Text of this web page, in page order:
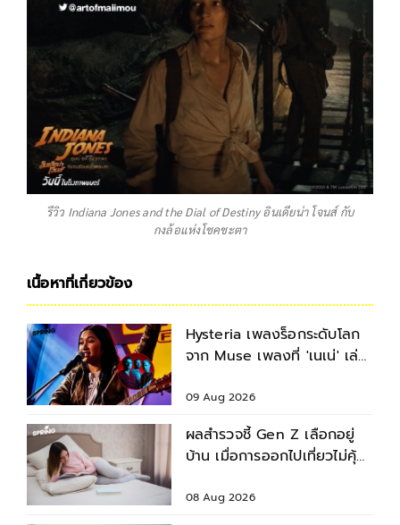
รีวิว Indiana Jones and the Dial of Destiny อินเดียน่า โจนส์ กับ
กงล้อแห่งโชคชะตา
เนื้อหาที่เกี่ยวข้อง
Hysteria เพลงร็อกระดับโลก
จาก Muse เพลงที่ 'เนเน่' เล่น
ยากแค่ไหน ?
09 Aug 2026
ผลสำรวจชี้ Gen Z เลือกอยู่
บ้าน เมื่อการออกไปเที่ยวไม่คุ้ม
08 Aug 2026